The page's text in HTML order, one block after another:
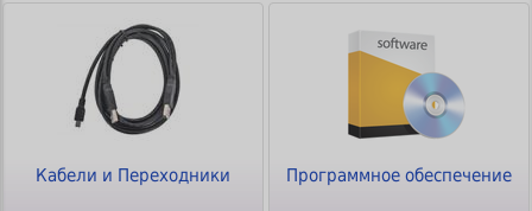
Кабели и Переходники Программное обеспечение